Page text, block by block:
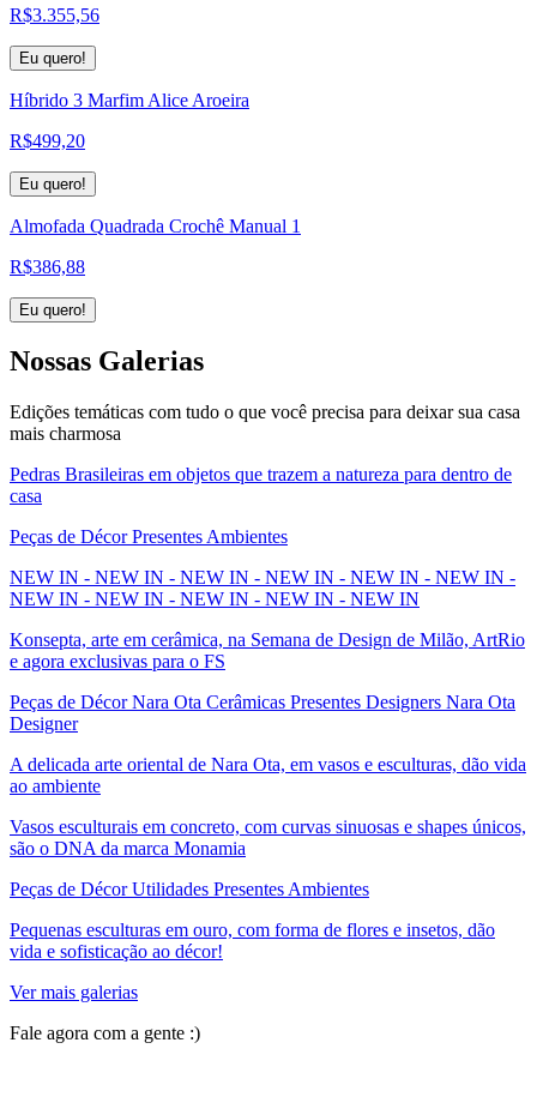
R$3.355,56
Eu quero!
Híbrido 3 Marfim Alice Aroeira
R$499,20
Eu quero!
Almofada Quadrada Crochê Manual 1
R$386,88
Eu quero!
Nossas Galerias
Edições temáticas com tudo o que você precisa para deixar sua casa
mais charmosa
Pedras Brasileiras em objetos que trazem a natureza para dentro de
casa
Peças de Décor Presentes Ambientes
NEW IN - NEW IN - NEW IN - NEW IN - NEW IN - NEW IN -
NEW IN - NEW IN - NEW IN - NEW IN - NEW IN
Konsepta, arte em cerâmica, na Semana de Design de Milão, ArtRio
e agora exclusivas para o FS
Peças de Décor Nara Ota Cerâmicas Presentes Designers Nara Ota
Designer
A delicada arte oriental de Nara Ota, em vasos e esculturas, dão vida
ao ambiente
Vasos esculturais em concreto, com curvas sinuosas e shapes únicos,
são o DNA da marca Monamia
Peças de Décor Utilidades Presentes Ambientes
Pequenas esculturas em ouro, com forma de flores e insetos, dão
vida e sofisticação ao décor!
Ver mais galerias
Fale agora com a gente :)